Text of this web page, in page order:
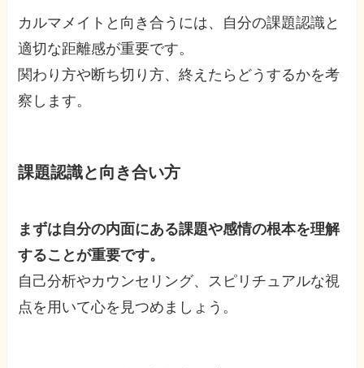
カルマメイトと向き合うには、自分の課題認識と
適切な距離感が重要です。
関わり方や断ち切り方、終えたらどうするかを考
察します。
課題認識と向き合い方
まずは自分の内面にある課題や感情の根本を理解
することが重要です。
自己分析やカウンセリング、スピリチュアルな視
点を用いて心を見つめましょう。